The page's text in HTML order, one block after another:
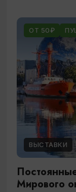
ОТ 50₽
ВЫСТАВКИ
Мирового